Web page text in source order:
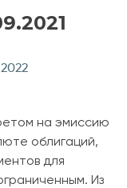
на эмиссию
облигаций,
для
Из